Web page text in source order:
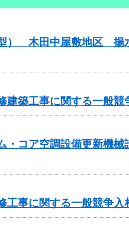
） 木田中屋敷地区 揚
建築工事に関する一般競
・コア空調設備更新機
工事に関する一般競争入